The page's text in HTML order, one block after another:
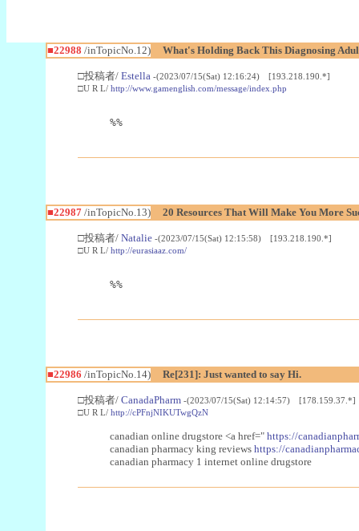
■22988 /inTopicNo.12) What's Holding Back This Diagnosing
□投稿者/ Estella -(2023/07/15(Sat) 12:16:24) [193.218.190.*]
□U R L/ http://www.gamenglish.com/message/index.php
%%
■22987/inTopicNo.13) 20 Resources That Will Make You More
□投稿者/ Natalie -(2023/07/15(Sat) 12:15:58) [193.218.190.*]
□U R L/ http://eurasiaaz.com/
%%
■22986 /inTopicNo.14) Re[231]: Just wanted to say Hi.
□投稿者/ CanadaPharm -(2023/07/15(Sat) 12:14:57) [178.159.37.*]
□U R L/ http://cPFnjNIKUTwgQzN
canadian online drugstore <a href=" https://
canadian pharmacy king reviews https://
canadian pharmacy 1 internet online drugstore